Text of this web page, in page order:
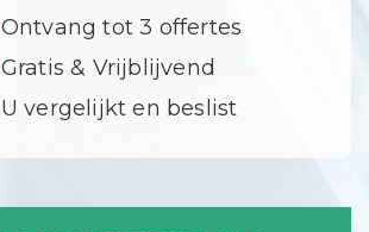
Ontvang tot 3 offertes
Gratis & Vrijblijvend
U vergelijkt en beslist